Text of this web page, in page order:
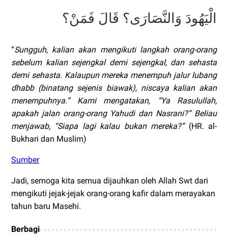
الْيَهُودَ وَالنَّصَارَى؟ قَالَ فَمَنْ؟
“Sungguh, kalian akan mengikuti langkah orang-orang
sebelum kalian sejengkal demi sejengkal, dan sehasta
demi sehasta. Kalaupun mereka menempuh jalur lubang
dhabb (binatang sejenis biawak), niscaya kalian akan
menempuhnya.” Kami mengatakan, “Ya Rasulullah,
apakah jalan orang-orang Yahudi dan Nasrani?” Beliau
menjawab, “Siapa lagi kalau bukan mereka?” (HR. al-
Bukhari dan Muslim)
Sumber
Jadi, semoga kita semua dijauhkan oleh Allah Swt dari
mengikuti jejak-jejak orang-orang kafir dalam merayakan
tahun baru Masehi.
Berbagi